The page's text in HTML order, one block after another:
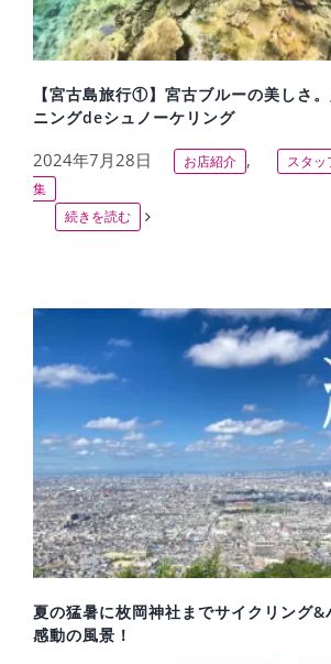
【宮古島旅行①】宮古ブルーの美しさ
ニングdeシュノーケリング
2024年7月28日 お店紹介 , スタ
集
続きを読む
夏の猛暑に枚岡神社までサイクリング&
感動の風景！